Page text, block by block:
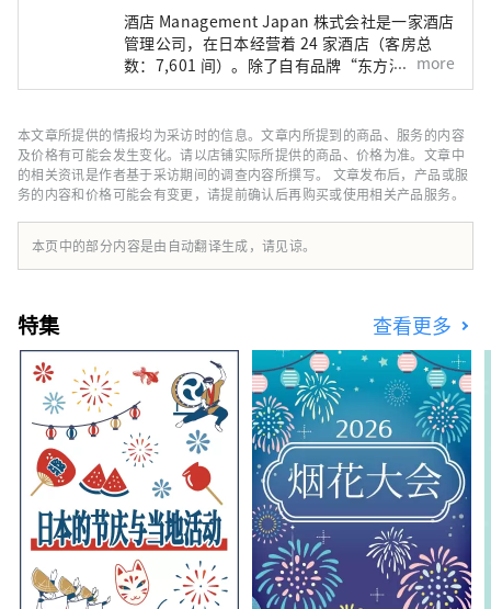
酒店 Management Japan 株式会社是一家酒店
管理公司，在日本经营着 24 家酒店（客房总
数：7,601 间）。除了自有品牌“东方酒店”和
“东方快车酒店”外，该公司还管理和经营各种
店”。
more
本文章所提供的情报均为采访时的信息。文章内所提到的商品、服务的内容
及价格有可能会发生变化。请以店铺实际所提供的商品、价格为准。文章中
的相关资讯是作者基于采访期间的调查内容所撰写。 文章发布后，产品或服
务的内容和价格可能会有变更，请提前确认后再购买或使用相关产品服务。
本页中的部分内容是由自动翻译生成，请见谅。
特集 查看更多